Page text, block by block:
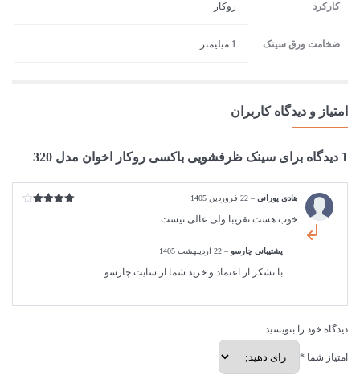
کارکرد روکار
ضخامت ورق سینک 1 میلیمتر
امتیاز و دیدگاه کاربران
1 دیدگاه برای سینک ظرفشویی باکسی روکار اخوان مدل 320
هادی پورانی – 22 فروردین 1405
خوب هست تقریبا ولی عالی نیست
پشتیبانی چارسو – 22 اردیبهشت 1405
با تشکر از اعتماد و خرید شما از سایت چارسو
دیدگاه خود را بنویسید
امتیاز شما *